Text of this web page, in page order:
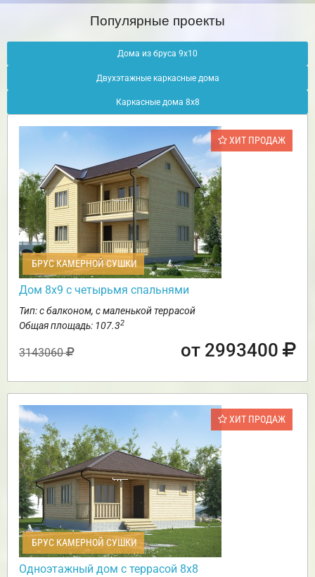
Популярные проекты
Дома из бруса 9х10
Двухэтажные каркасные дома
Каркасные дома 8х8
ХИТ ПРОДАЖ
БРУС КАМЕРНОЙ СУШКИ
Дом 8х9 с четырьмя спальнями
Тип: с балконом, с маленькой террасой
Общая площадь: 107.32
3143060 от 2993400
ХИТ ПРОДАЖ
БРУС КАМЕРНОЙ СУШКИ
Одноэтажный дом с террасой 8х8